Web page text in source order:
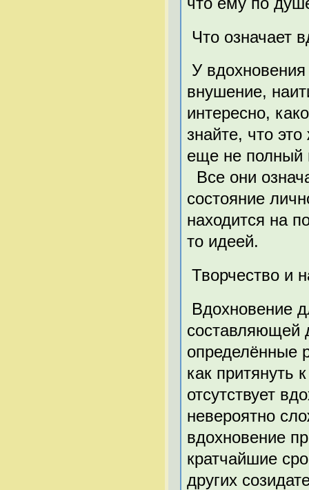
Что означает
У
внушение,
интересно,
знайте, что
еще не полный
Все они
состояние
находится на
то идеей.
Творчество и
Вдохновение
составляющей
определённые
как притянуть
отсутствует
невероятно
вдохновение
кратчайшие
других